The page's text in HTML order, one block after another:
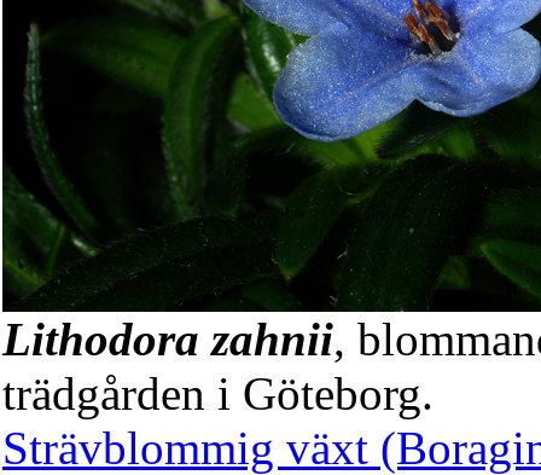
Lithodora zahnii,
trädgården i Göteborg.
Strävblommig växt